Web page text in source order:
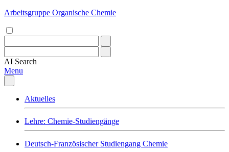
Arbeitsgruppe Organische Chemie
AI Search
Menu
Aktuelles
Lehre: Chemie-Studiengänge
Deutsch-Französischer Studiengang Chemie